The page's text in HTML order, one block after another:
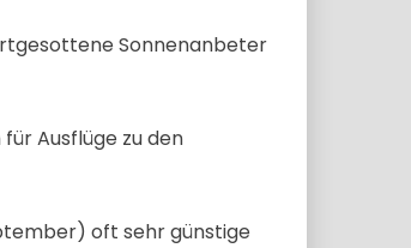
Sonnenanbeter
Ausflüge zu den
oft sehr günstige